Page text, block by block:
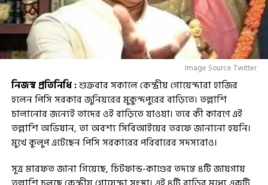
Image Source Twitter
নিজস্ব প্রতিনিধি :শুক্রবার সকালে কেন্দ্রীয় গোয়েন্দারা হাজির
হলেন পিসি সরকার জুনিয়রের মুকুন্দপুরের বাড়িতে। তল্লাশি
চালানোর জন্যেই তাদের ওই বাড়িতে যাওয়া। তবে কী কারণে এই
তল্লাশি অভিযান, তা অবশ্য সিবিআইয়ের তরফে জানানো হয়নি।
মুখে কুলুপ এটেছেন পিসি সরকারের পরিবারের সদস্যরাও।
সূত্র মারফত জানা গিয়েছে, চিটফান্ড-কাণ্ডের তদন্তে ৪টি জায়গায়